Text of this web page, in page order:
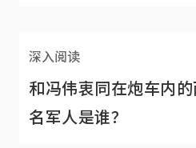
深入阅读
和冯伟衷同在炮车内
名军人是谁？